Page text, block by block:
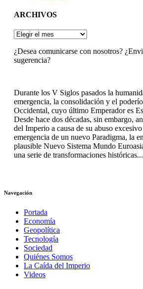
ARCHIVOS
ARCHIVOS
¿Desea comunicarse con nosotros?
sugerencia?
Durante los V Siglos pasados la
emergencia, la consolidación y el
Occidental, cuyo último Emperador es
Desde hace dos décadas, sin embargo,
del Imperio a causa de su abuso
emergencia de un nuevo Paradigma, la
plausible Nuevo Sistema Mundo
una serie de transformaciones históricas...
Navegación
Portada
Economía
Geopolítica
Tecnología
Sociedad
Quiénes Somos
La Caída del Imperio
Videos